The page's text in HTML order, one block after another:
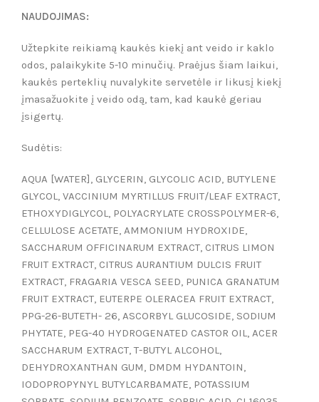
NAUDOJIMAS:
Užtepkite reikiamą kaukės kiekį ant veido ir kaklo
odos, palaikykite 5-10 minučių. Praėjus šiam laikui,
kaukės perteklių nuvalykite servetėle ir likusį kiekį
įmasažuokite į veido odą, tam, kad kaukė geriau
įsigertų.
Sudėtis:
AQUA [WATER], GLYCERIN, GLYCOLIC ACID, BUTYLENE
GLYCOL, VACCINIUM MYRTILLUS FRUIT/LEAF EXTRACT,
ETHOXYDIGLYCOL, POLYACRYLATE CROSSPOLYMER-6,
CELLULOSE ACETATE, AMMONIUM HYDROXIDE,
SACCHARUM OFFICINARUM EXTRACT, CITRUS LIMON
FRUIT EXTRACT, CITRUS AURANTIUM DULCIS FRUIT
EXTRACT, FRAGARIA VESCA SEED, PUNICA GRANATUM
FRUIT EXTRACT, EUTERPE OLERACEA FRUIT EXTRACT,
PPG-26-BUTETH- 26, ASCORBYL GLUCOSIDE, SODIUM
PHYTATE, PEG-40 HYDROGENATED CASTOR OIL, ACER
SACCHARUM EXTRACT, T-BUTYL ALCOHOL,
DEHYDROXANTHAN GUM, DMDM HYDANTOIN,
IODOPROPYNYL BUTYLCARBAMATE, POTASSIUM